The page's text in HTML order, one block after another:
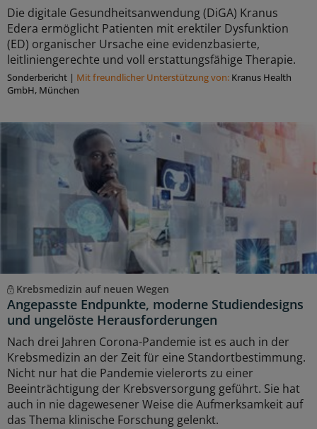
Die digitale Gesundheitsanwendung (DiGA) Kranus
Edera ermöglicht Patienten mit erektiler Dysfunktion
(ED) organischer Ursache eine evidenzbasierte,
leitliniengerechte und voll erstattungsfähige Therapie.
Sonderbericht | Mit freundlicher Unterstützung von: Kranus Health
GmbH, München
Krebsmedizin auf neuen Wegen
Angepasste Endpunkte, moderne Studiendesigns
und ungelöste Herausforderungen
Nach drei Jahren Corona-Pandemie ist es auch in der
Krebsmedizin an der Zeit für eine Standortbestimmung.
Nicht nur hat die Pandemie vielerorts zu einer
Beeinträchtigung der Krebsversorgung geführt. Sie hat
auch in nie dagewesener Weise die Aufmerksamkeit auf
das Thema klinische Forschung gelenkt.